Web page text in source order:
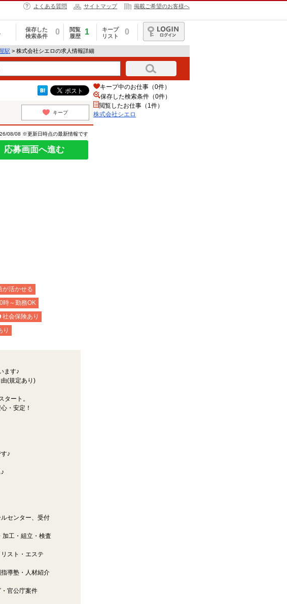
よくある質問 サイトマップ 掲載ご希望のお客様へ
保存した
検索条件
0
閲覧
履歴
1
キープ
リスト
0
ログイン
駅 > 株式会社シエロの求人情報詳細
キープ
08/08 ※更新日時点の最新情報です
応募画面へ進む
が活かせる
時～勤務OK
社会保険あり
り
ます♪
(規定あり)
タート。
・安定！
♪
センター、受付
工・組立・検査
スト・エステ
導塾・人材紹介
官公庁案件
キープ中のお仕事（0件）
保存した検索条件（0件）
閲覧したお仕事（1件）
株式会社シエロ